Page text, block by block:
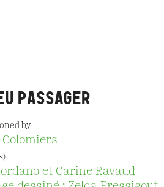
PASSAGER
by
Colomiers
et Carine Ravaud